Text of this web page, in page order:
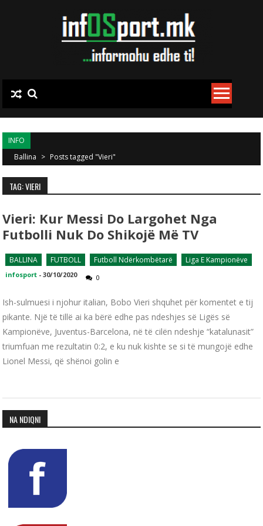
INFO
Ballina > Posts tagged "Vieri"
TAG: VIERI
Vieri: Kur Messi Do Largohet Nga
Futbolli Nuk Do Shikojë Më TV
BALLINA FUTBOLL Futboll Ndërkombëtarë Liga E Kampionëve
infosport -30/10/2020 0
Ish-sulmuesi i njohur italian, Bobo Vieri shquhet për komentet e tij
pikante. Një të tillë ai ka bërë edhe pas ndeshjes së Ligës së
Kampionëve, Juventus-Barcelona, në të cilën ndeshje “katalunasit”
triumfuan me rezultatin 0:2, e ku nuk kishte se si të mungojë edhe
Lionel Messi, që shënoi golin e
NA NDIQNI